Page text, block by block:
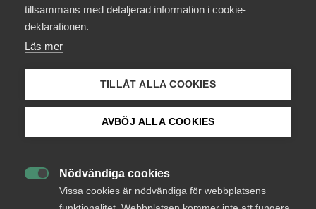
tillsammans med detaljerad information i cookie-
deklarationen.
Läs mer
TILLÅT ALLA COOKIES
AVBÖJ ALLA COOKIES
Nödvändiga cookies
Vissa cookies är nödvändiga för webbplatsens
Säkerhets­företagen
Tåg­företagen
Kurser & utbildningar
Logga in på Arbetsgivarguiden
Remiss
Status